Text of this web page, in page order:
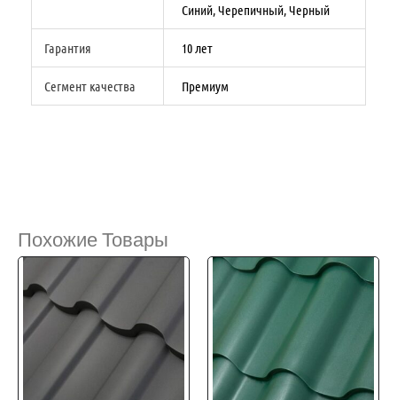
Синий, Черепичный, Черный
Гарантия 10 лет
Сегмент качества Премиум
Похожие Товары